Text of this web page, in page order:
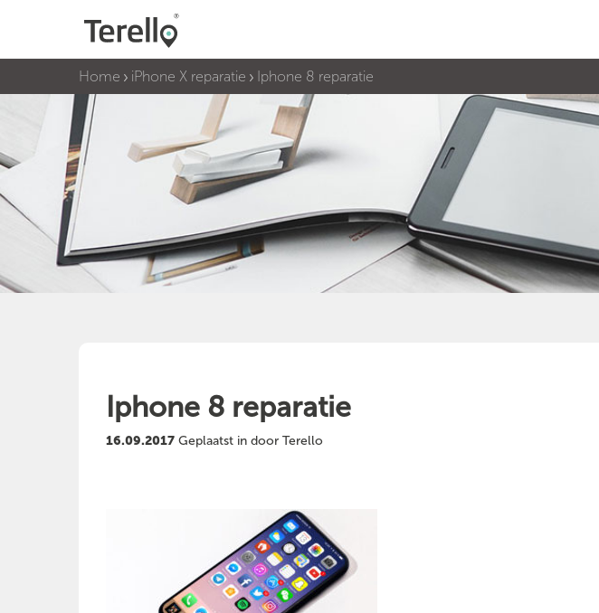
Home iPhone X reparatie Iphone 8 reparatie
Iphone 8 reparatie
16.09.2017 Geplaatst in door Terello